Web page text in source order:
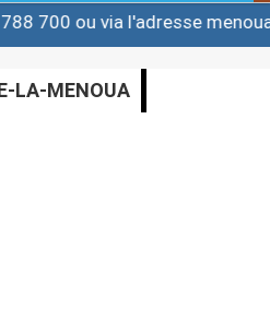
ou via l'adresse
LA-MENOUA